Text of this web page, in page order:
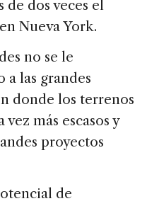
de dos veces el
Nueva York.
no se le
a las grandes
donde los terrenos
más escasos y
proyectos
de